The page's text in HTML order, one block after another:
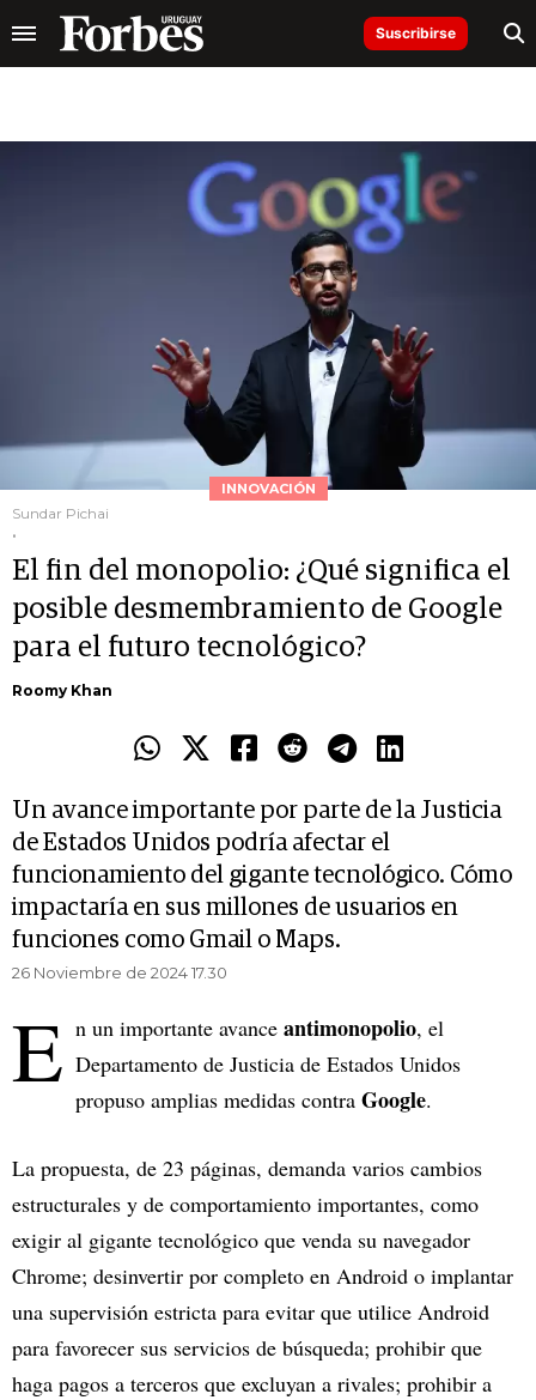
Suscribirse
INNOVACIÓN
Sundar Pichai
.
El fin del monopolio: ¿Qué significa el
posible desmembramiento de Google
para el futuro tecnológico?
Roomy Khan
Un avance importante por parte de la Justicia
de Estados Unidos podría afectar el
funcionamiento del gigante tecnológico. Cómo
impactaría en sus millones de usuarios en
funciones como Gmail o Maps.
26 Noviembre de 2024 17.30
E n un importante avance antimonopolio, el
Departamento de Justicia de Estados Unidos
propuso amplias medidas contra Google.
La propuesta, de 23 páginas, demanda varios cambios
estructurales y de comportamiento importantes, como
exigir al gigante tecnológico que venda su navegador
Chrome; desinvertir por completo en Android o implantar
una supervisión estricta para evitar que utilice Android
para favorecer sus servicios de búsqueda; prohibir que
haga pagos a terceros que excluyan a rivales; prohibir a